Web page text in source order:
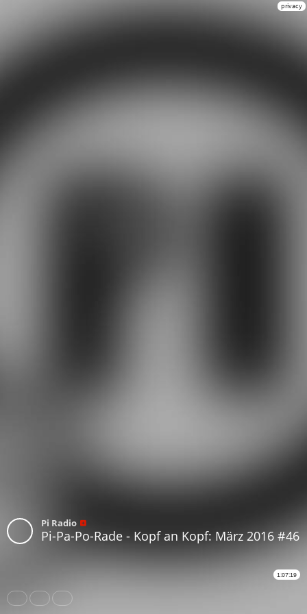
privacy
Pi Radio
Pi-Pa-Po-Rade - Kopf an Kopf: März 2016 #46
1:07:19
Share